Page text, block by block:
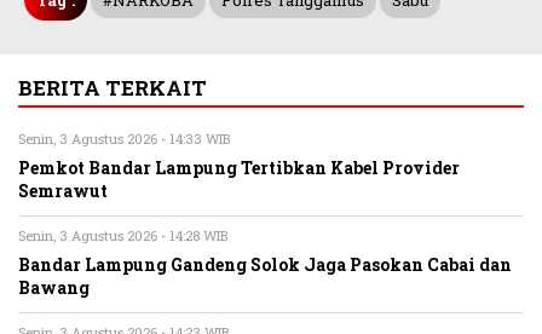
BERITA TERKAIT
Senin, 3 Agustus 2026 - 14:33 WIB
Pemkot Bandar Lampung Tertibkan Kabel Provider
Semrawut
Senin, 3 Agustus 2026 - 14:28 WIB
Bandar Lampung Gandeng Solok Jaga Pasokan Cabai dan
Bawang